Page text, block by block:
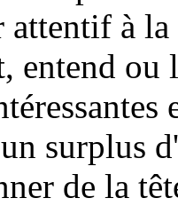
attentif à
entend ou
surplus
de la